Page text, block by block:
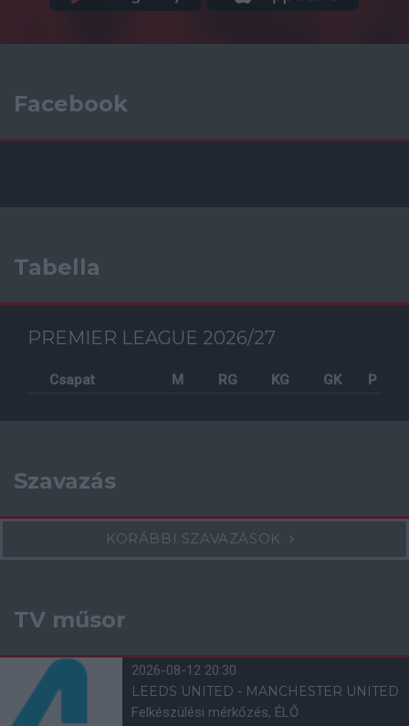
Facebook
Tabella
PREMIER LEAGUE 2026/27
Csapat M RG KG GK P
Szavazás
KORÁBBI SZAVAZÁSOK
TV műsor
2026-08-12 20:30
LEEDS UNITED - MANCHESTER UNITED
Felkészülési mérkőzés, ÉLŐ